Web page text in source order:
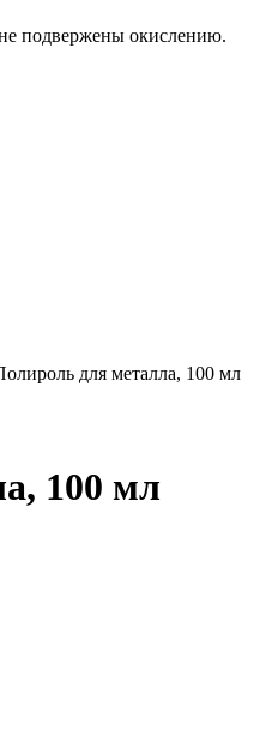
не подвержены окислению.
для металла, 100 мл
100 мл